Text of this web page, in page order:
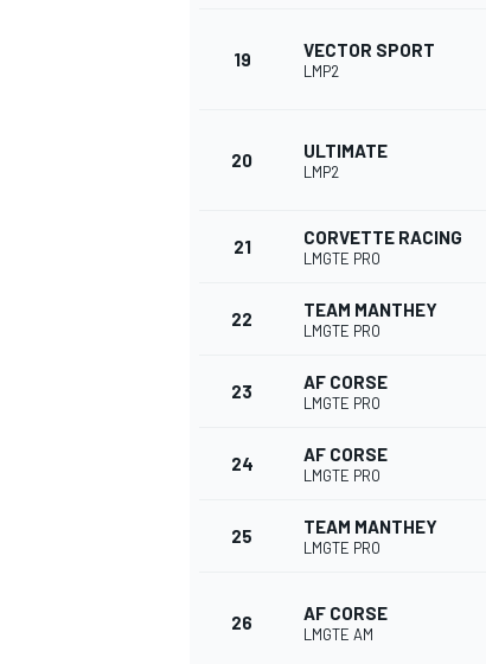
AUTRES CHAMPIONNATS
19 VECTOR SPORT
LMP2
20 ULTIMATE
LMP2
21 CORVETTE RACING
LMGTE PRO
22 TEAM MANTHEY
LMGTE PRO
23 AF CORSE
LMGTE PRO
24 AF CORSE
LMGTE PRO
25 TEAM MANTHEY
LMGTE PRO
26 AF CORSE
LMGTE AM